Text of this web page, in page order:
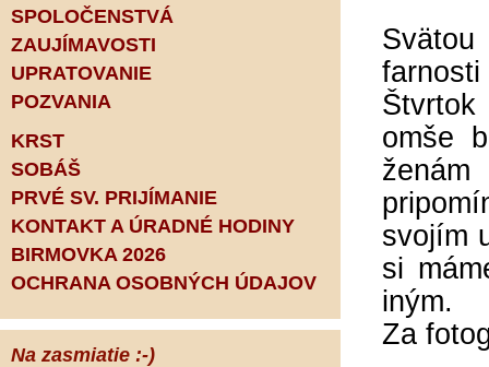
SPOLOČENSTVÁ
ZAUJÍMAVOSTI
UPRATOVANIE
POZVANIA
KRST
SOBÁŠ
PRVÉ SV. PRIJÍMANIE
KONTAKT A ÚRADNÉ HODINY
BIRMOVKA 2026
OCHRANA OSOBNÝCH ÚDAJOV
Na zasmiatie :-)
Štvrtok
omše
svojím
si
iným.
Za